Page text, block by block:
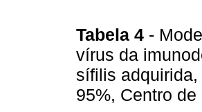
Tabela 4 -
vírus da
sífilis
95%, Centro